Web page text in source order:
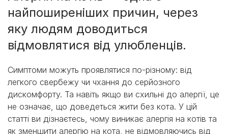
найпоширеніших причин, через
яку людям доводиться
відмовлятися від улюбленців.
Симптоми можуть проявлятися по-різному: від
легкого свербежу чи чхання до серйозного
дискомфорту. Та навіть якщо ви схильні до алергії, це
не означає, що доведеться жити без кота. У цій
статті ви дізнаєтесь, чому виникає алергія на котів та
як зменшити алергію на кота, не відмовляючись від